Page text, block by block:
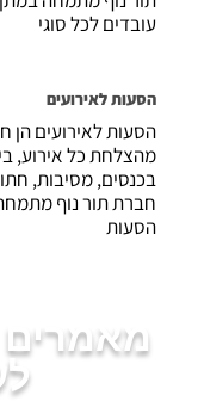
עובדים לכל סוגי
הסעות לאירועים
הסעות לאירועים הן
מהצלחת כל אירוע,
בכנסים, מסיבות,
חברת תור נוף
הסעות
מאמרים